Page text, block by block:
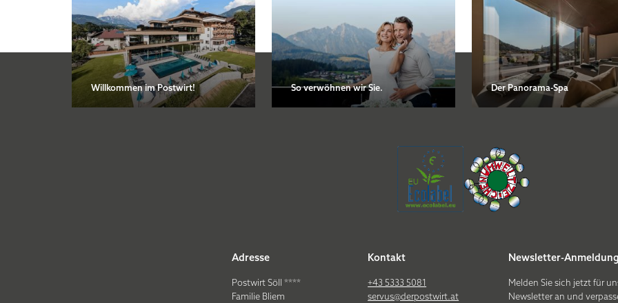
Willkommen im Postwirt! So verwöhnen wir Sie. Der Panorama-Spa
Adresse
Postwirt Söll ****
Familie Bliem
Kontakt
+43 5333 5081
servus@derpostwirt.at
Newsletter-Anmeldung
Melden Sie sich jetzt für
Newsletter an und